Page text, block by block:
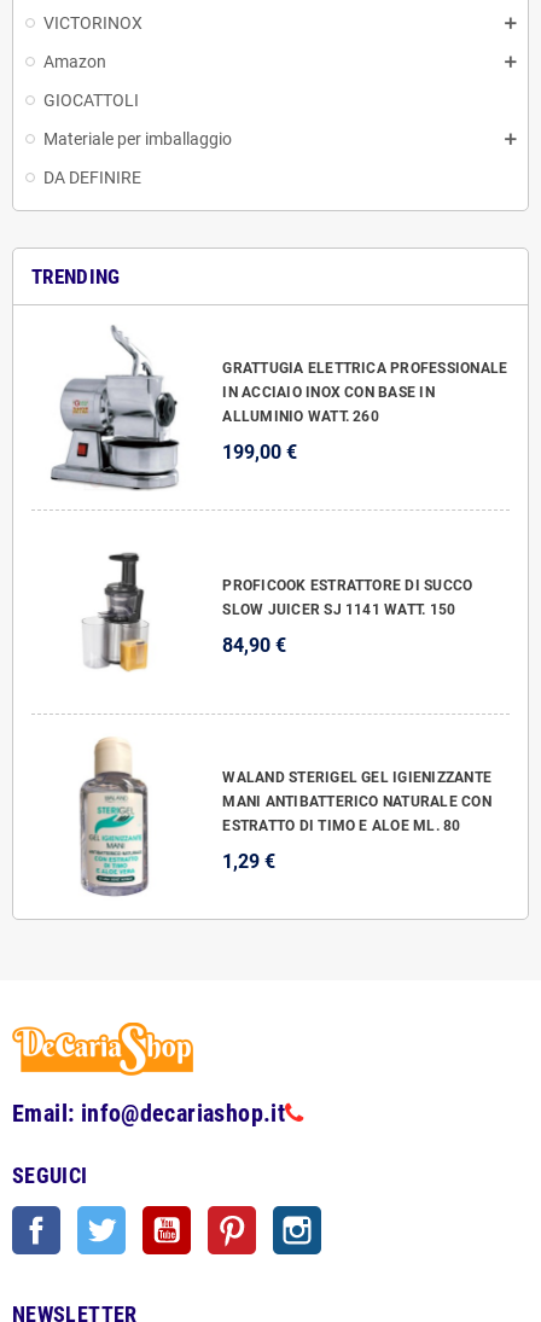
VICTORINOX
Amazon
GIOCATTOLI
Materiale per imballaggio
DA DEFINIRE
TRENDING
GRATTUGIA ELETTRICA PROFESSIONALE
IN ACCIAIO INOX CON BASE IN
ALLUMINIO WATT. 260
199,00 €
PROFICOOK ESTRATTORE DI SUCCO
SLOW JUICER SJ 1141 WATT. 150
84,90 €
WALAND STERIGEL GEL IGIENIZZANTE
MANI ANTIBATTERICO NATURALE CON
ESTRATTO DI TIMO E ALOE ML. 80
1,29 €
Email: info@decariashop.it
SEGUICI
Facebook Twitter YouTube Pinterest
NEWSLETTER